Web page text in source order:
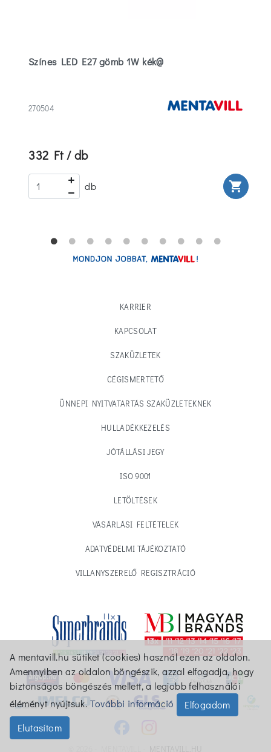
Színes LED E27 gömb 1W kék@
270504
332 Ft / db
db shopping_cart
KARRIER
KAPCSOLAT
SZAKÜZLETEK
CÉGISMERTETŐ
ÜNNEPI NYITVATARTÁS SZAKÜZLETEKNEK
HULLADÉKKEZELÉS
JÓTÁLLÁSI JEGY
ISO 9001
LETÖLTÉSEK
VÁSÁRLÁSI FELTÉTELEK
ADATVÉDELMI TÁJÉKOZTATÓ
VILLANYSZERELŐ REGISZTRÁCIÓ
A mentavill.hu sütiket (cookies) használ ezen az oldalon.
Amennyiben az oldalon böngészik, azzal elfogadja, hogy
biztonságos böngészés mellett, a legjobb felhasználói
éléményt nyújtsuk.További információ
Elfogadom
Elutasítom